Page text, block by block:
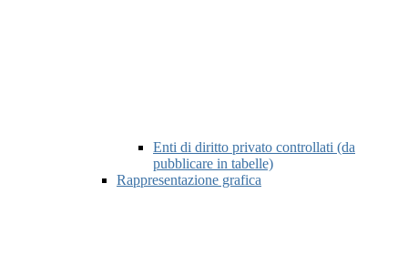
Enti di diritto privato controllati (da
pubblicare in tabelle)
Rappresentazione grafica